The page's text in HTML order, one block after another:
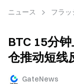
ニュース フラッ
BTC 15分
仓推动短线
GateNews